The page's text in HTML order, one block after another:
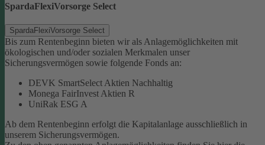
SpardaFlexiVorsorge Select
SpardaFlexiVorsorge Select
Bis zum Rentenbeginn bieten wir als Anlagemöglichkeiten mit
ökologischen und/oder sozialen Merkmalen unser
Sicherungsvermögen sowie folgende Fonds an:
DEVK SmartSelect Aktien Nachhaltig
Monega FairInvest Aktien R
UniRak ESG A
Ab dem Rentenbeginn erfolgt die Kapitalanlage ausschließlich in
unserem Sicherungsvermögen.